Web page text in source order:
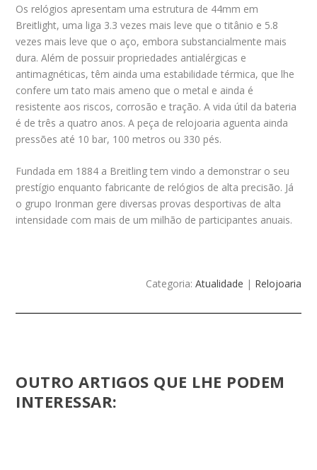
Os relógios apresentam uma estrutura de 44mm em
Breitlight, uma liga 3.3 vezes mais leve que o titânio e 5.8
vezes mais leve que o aço, embora substancialmente mais
dura. Além de possuir propriedades antialérgicas e
antimagnéticas, têm ainda uma estabilidade térmica, que lhe
confere um tato mais ameno que o metal e ainda é
resistente aos riscos, corrosão e tração. A vida útil da bateria
é de três a quatro anos. A peça de relojoaria aguenta ainda
pressões até 10 bar, 100 metros ou 330 pés.
Fundada em 1884 a Breitling tem vindo a demonstrar o seu
prestígio enquanto fabricante de relógios de alta precisão. Já
o grupo Ironman gere diversas provas desportivas de alta
intensidade com mais de um milhão de participantes anuais.
Categoria: Atualidade | Relojoaria
OUTRO ARTIGOS QUE LHE PODEM
INTERESSAR: